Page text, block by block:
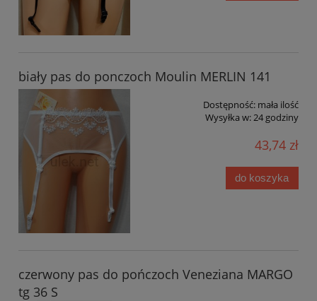
biały pas do ponczoch Moulin MERLIN 141
Dostępność: mała ilość
Wysyłka w:24 godziny
43,74 zł
do koszyka
czerwony pas do pończoch Veneziana MARGO
tg 36 S